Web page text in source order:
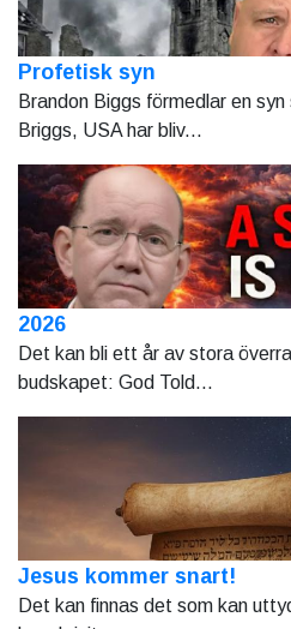
Profetisk syn
Brandon Biggs förmedlar en
Briggs, USA har bliv...
2026
Det kan bli ett år av stora
budskapet: God Told...
Jesus kommer snart!
Det kan finnas det som kan